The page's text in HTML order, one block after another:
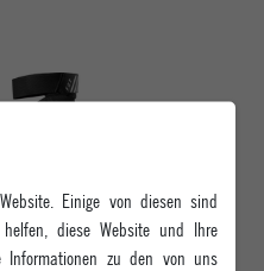
Einige von diesen sind
diese Website und Ihre
Informationen zu den von uns